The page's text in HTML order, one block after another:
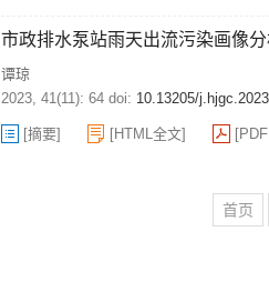
市政排水泵站雨天出流污染画像
谭琼
2023, 41(11): 64 doi: 10.13205/
[摘要] [HTML全文]
首页